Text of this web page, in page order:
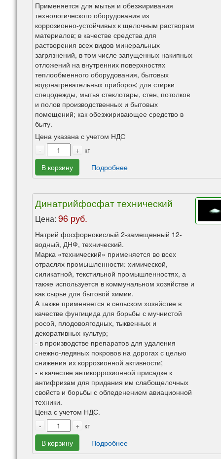
Применяется для мытья и обезжиривания
технологического оборудования из
коррозионно-устойчивых к щелочным растворам
материалов; в качестве средства для
растворения всех видов минеральных
загрязнений, в том числе запущенных накипных
отложений на внутренних поверхностях
теплообменного оборудования, бытовых
водонагревательных приборов; для стирки
спецодежды, мытья стеклотары, стен, потолков
и полов производственных и бытовых
помещений; как обезжиривающее средство в
быту.
Цена указана с учетом НДС
-
+ кг
В корзину
Подробнее
Динатрийфосфат технический
Цена: 96 руб.
Натрий фосфорнокислый 2-замещенный 12-
водный, ДНФ, технический.
Марка «технический» применяется во всех
отраслях промышленности: химической,
силикатной, текстильной промышленностях, а
также используется в коммунальном хозяйстве и
как сырье для бытовой химии.
А также применяется в сельском хозяйстве в
качестве фунгицида для борьбы с мучнистой
росой, плодовоягодных, тыквенных и
декоративных культур;
- в производстве препаратов для удаления
снежно-ледяных покровов на дорогах с целью
снижения их коррозионной активности;
- в качестве антикоррозионной присадке к
антифризам для придания им слабощелочных
свойств и борьбы с обледенением авиационной
техники.
Цена с учетом НДС.
-
+ кг
В корзину
Подробнее